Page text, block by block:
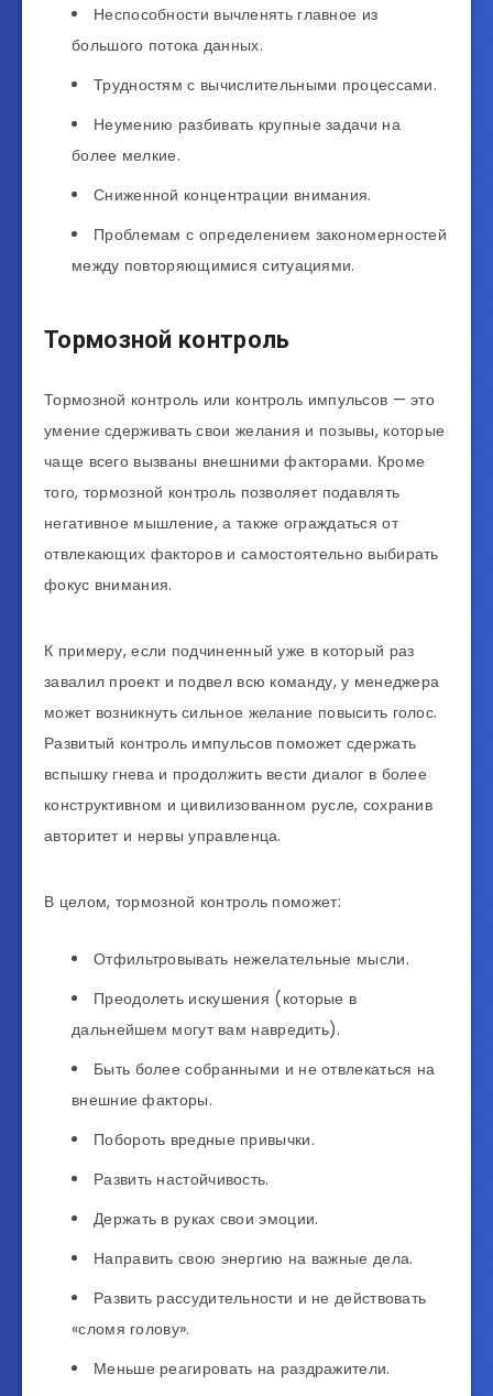
Неспособности вычленять главное из
большого потока данных.
Трудностям с вычислительными процессами.
Неумению разбивать крупные задачи на
более мелкие.
Сниженной концентрации внимания.
Проблемам с определением закономерностей
между повторяющимися ситуациями.
Тормозной контроль
Тормозной контроль или контроль импульсов — это
умение сдерживать свои желания и позывы, которые
чаще всего вызваны внешними факторами. Кроме
того, тормозной контроль позволяет подавлять
негативное мышление, а также ограждаться от
отвлекающих факторов и самостоятельно выбирать
фокус внимания.
К примеру, если подчиненный уже в который раз
завалил проект и подвел всю команду, у менеджера
может возникнуть сильное желание повысить голос.
Развитый контроль импульсов поможет сдержать
вспышку гнева и продолжить вести диалог в более
конструктивном и цивилизованном русле, сохранив
авторитет и нервы управленца.
В целом, тормозной контроль поможет:
Отфильтровывать нежелательные мысли.
Преодолеть искушения (которые в
дальнейшем могут вам навредить).
Быть более собранными и не отвлекаться на
внешние факторы.
Побороть вредные привычки.
Развить настойчивость.
Держать в руках свои эмоции.
Направить свою энергию на важные дела.
Развить рассудительности и не действовать
«сломя голову».
Меньше реагировать на раздражители.